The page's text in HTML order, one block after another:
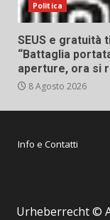
Politica
SEUS e gratuità
“Battaglia
aperture, ora si
8 Agosto 2026
Info e Contatti
Urheberrecht ©